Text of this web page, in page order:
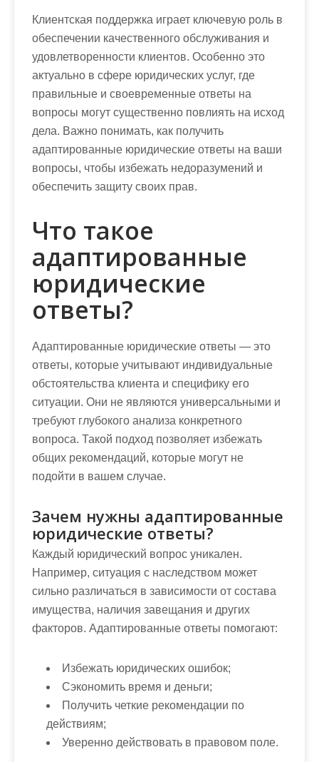
Клиентская поддержка играет ключевую роль в
обеспечении качественного обслуживания и
удовлетворенности клиентов. Особенно это
актуально в сфере юридических услуг, где
правильные и своевременные ответы на
вопросы могут существенно повлиять на исход
дела. Важно понимать, как получить
адаптированные юридические ответы на ваши
вопросы, чтобы избежать недоразумений и
обеспечить защиту своих прав.
Что такое
адаптированные
юридические
ответы?
Адаптированные юридические ответы — это
ответы, которые учитывают индивидуальные
обстоятельства клиента и специфику его
ситуации. Они не являются универсальными и
требуют глубокого анализа конкретного
вопроса. Такой подход позволяет избежать
общих рекомендаций, которые могут не
подойти в вашем случае.
Зачем нужны адаптированные
юридические ответы?
Каждый юридический вопрос уникален.
Например, ситуация с наследством может
сильно различаться в зависимости от состава
имущества, наличия завещания и других
факторов. Адаптированные ответы помогают:
Избежать юридических ошибок;
Сэкономить время и деньги;
Получить четкие рекомендации по
действиям;
Уверенно действовать в правовом поле.